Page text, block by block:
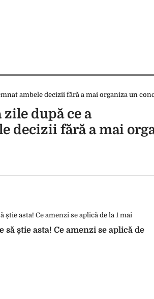
zile după ce a
decizii fără a mai
știe asta! Ce amenzi se aplică de